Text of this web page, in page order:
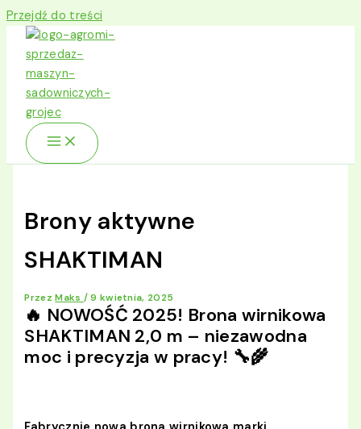
Przejdź do treści
Brony aktywne
SHAKTIMAN
PrzezMaks /9 kwietnia, 2025
🔥 NOWOŚĆ 2025! Brona wirnikowa
SHAKTIMAN 2,0 m – niezawodna
moc i precyzja w pracy! 🔧🌾